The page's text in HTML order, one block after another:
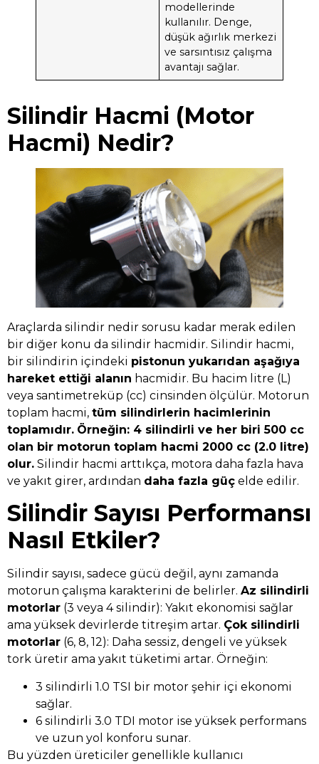
modellerinde
kullanılır. Denge,
düşük ağırlık merkezi
ve sarsıntısız çalışma
avantajı sağlar.
Silindir Hacmi (Motor
Hacmi) Nedir?
Araçlarda silindir nedir sorusu kadar merak edilen
bir diğer konu da silindir hacmidir. Silindir hacmi,
bir silindirin içindeki pistonun yukarıdan aşağıya
hareket ettiği alanın hacmidir. Bu hacim litre (L)
veya santimetreküp (cc) cinsinden ölçülür. Motorun
toplam hacmi, tüm silindirlerin hacimlerinin
toplamıdır. Örneğin: 4 silindirli ve her biri 500 cc
olan bir motorun toplam hacmi 2000 cc (2.0 litre)
olur. Silindir hacmi arttıkça, motora daha fazla hava
ve yakıt girer, ardından daha fazla güç elde edilir.
Silindir Sayısı Performansı
Nasıl Etkiler?
Silindir sayısı, sadece gücü değil, aynı zamanda
motorun çalışma karakterini de belirler. Az silindirli
motorlar (3 veya 4 silindir): Yakıt ekonomisi sağlar
ama yüksek devirlerde titreşim artar. Çok silindirli
motorlar (6, 8, 12): Daha sessiz, dengeli ve yüksek
tork üretir ama yakıt tüketimi artar. Örneğin:
3 silindirli 1.0 TSI bir motor şehir içi ekonomi
sağlar.
6 silindirli 3.0 TDI motor ise yüksek performans
ve uzun yol konforu sunar.
Bu yüzden üreticiler genellikle kullanıcı